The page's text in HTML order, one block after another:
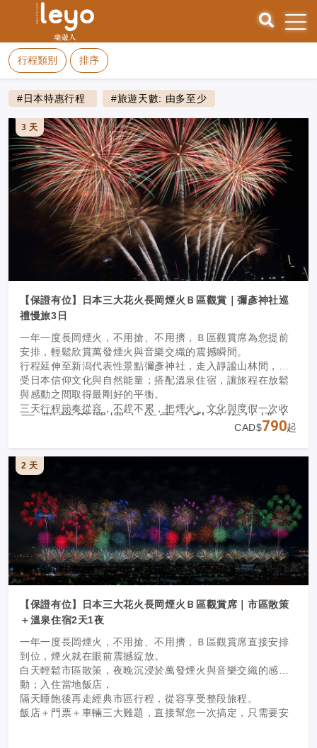
行程類別 排序
#日本特惠行程 #旅遊天數: 由多至少
3 天
【保證有位】日本三大花火長岡煙火Ｂ區觀賞｜彌彥神社巡
禮慢旅3日
一年一度長岡煙火，不用搶、不用擠，Ｂ區觀賞席為您提前
安排，輕鬆欣賞萬發煙火與音樂交織的震撼瞬間。
行程延伸至新潟代表性景點彌彥神社，走入靜謐山林間，感
受日本信仰文化與自然能量；搭配溫泉住宿，讓旅程在放鬆
與感動之間取得最剛好的平衡。
三天行程節奏從容，不趕不累，把煙火、文化與度假一次收
🎟 觀賞席選擇｜依需求升級您的煙火
本行程提供兩種觀賞席方案，可依喜好選擇最適合的觀賞方
式：
・Ｂ區團體觀賞席（標準）
安排團體席位，免搶卡位、輕鬆入場，保有舒適觀賞距離，
適合希望輕鬆欣賞煙火的旅客。
・VIP席方格(マス)席
專屬6方塊席空間，觀賞視野更佳、空間更寬敞，能更沉浸於
煙火震撼演出之中。
適合重視體驗品質、希望近距離感受花火魅力的旅客。
CAD$790起
2 天
【保證有位】日本三大花火長岡煙火Ｂ區觀賞席｜市區散策
＋溫泉住宿2天1夜
一年一度長岡煙火，不用搶、不用擠，Ｂ區觀賞席直接安排
到位，煙火就在眼前震撼綻放。
白天輕鬆市區散策，夜晚沉浸於萬發煙火與音樂交織的感
動；入住當地飯店，
隔天睡飽後再走經典市區行程，從容享受整段旅程。
飯店＋門票＋車輛三大難題，直接幫您一次搞定，只需要安